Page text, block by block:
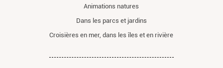
Animations natures
Dans les parcs et jardins
Croisières en mer, dans les îles et en rivière